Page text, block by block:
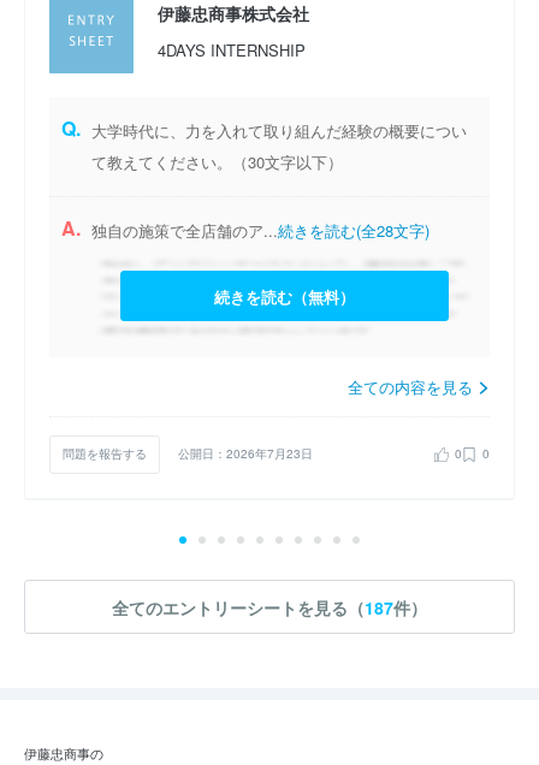
伊藤忠商事株式会社
4DAYS INTERNSHIP
Q. 大学時代に、力を入れて取り組んだ経験の概要につい
て教えてください。（30文字以下）
A. 独自の施策で全店舗のア...続きを読む(全28文字)
続きを読む（無料）
全ての内容を見る
問題を報告する 公開日：2026年7月23日 0 0
全てのエントリーシートを見る（187件）
伊藤忠商事の